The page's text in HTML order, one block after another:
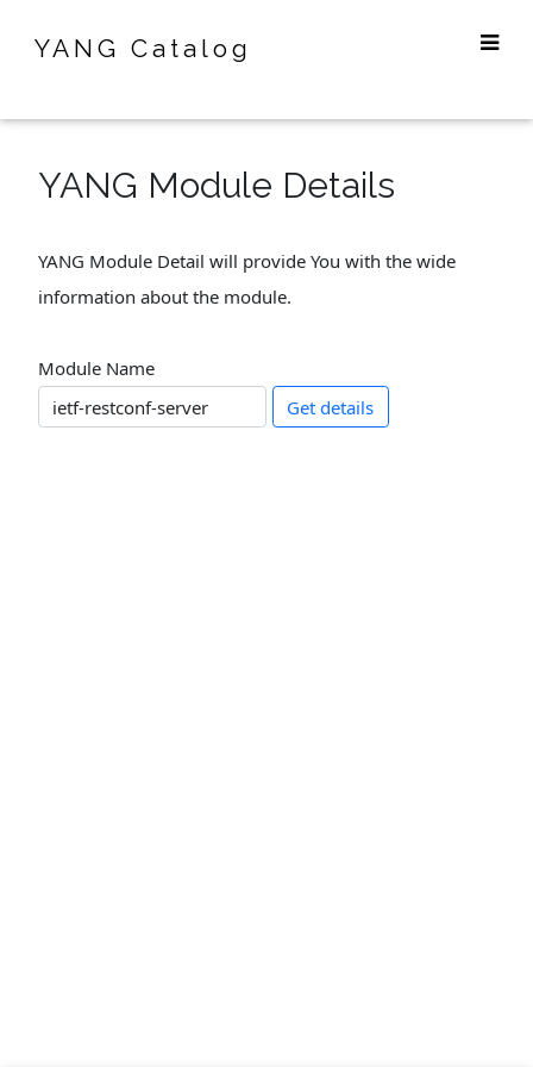
YANG Catalog
YANG Module Details
YANG Module Detail will provide You with the wide
information about the module.
Module Name
Get details